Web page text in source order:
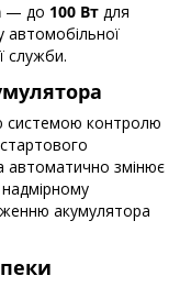
— до 100 Вт для
автомобільної
служби.
системою контролю
автоматично змінює
акумулятора